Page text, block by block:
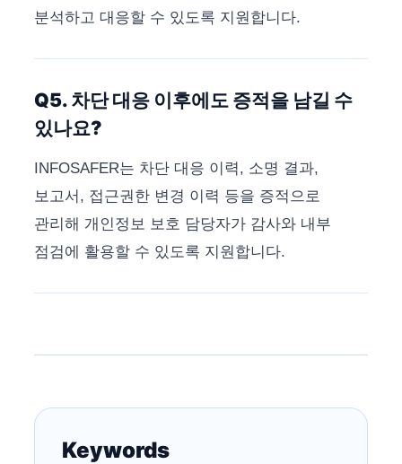
분석하고 대응할 수 있도록 지원합니다.
Q5. 차단 대응 이후에도 증적을 남길 수
있나요?
INFOSAFER는 차단 대응 이력, 소명 결과,
보고서, 접근권한 변경 이력 등을 증적으로
관리해 개인정보 보호 담당자가 감사와 내부
점검에 활용할 수 있도록 지원합니다.
Keywords